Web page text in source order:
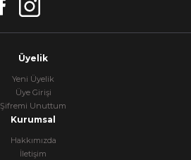
Üyelik
Yeni Üyelik
Üye Girişi
Şifremi Unuttum
Kurumsal
Hakkımızda
İletişim